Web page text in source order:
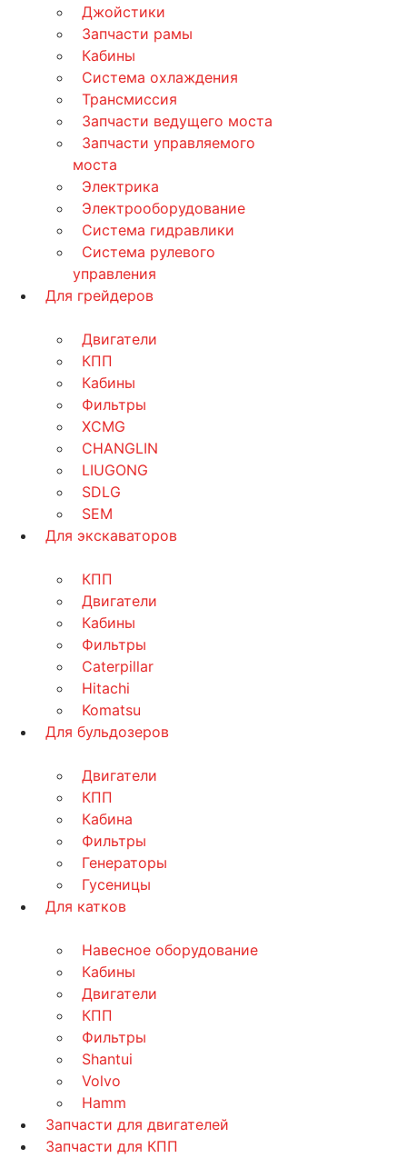
Джойстики
Запчасти рамы
Кабины
Система охлаждения
Трансмиссия
Запчасти ведущего моста
Запчасти управляемого
моста
Электрика
Электрооборудование
Система гидравлики
Система рулевого
управления
Для грейдеров
Двигатели
КПП
Кабины
Фильтры
XCMG
CHANGLIN
LIUGONG
SDLG
SEM
Для экскаваторов
КПП
Двигатели
Кабины
Фильтры
Caterpillar
Hitachi
Komatsu
Для бульдозеров
Двигатели
КПП
Кабина
Фильтры
Генераторы
Гусеницы
Для катков
Навесное оборудование
Кабины
Двигатели
КПП
Фильтры
Shantui
Volvo
Hamm
Запчасти для двигателей
Запчасти для КПП